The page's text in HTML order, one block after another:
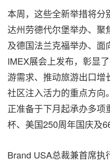
本周，这些全新举措将分
达州劳德代尔堡举办、聚
及德国法兰克福举办、面
IMEX展会上发布，彰显
游需求、推动旅游出口
社区注入活力的重点方向
正准备于下月起承办多项
杯、美国250周年国庆及
Brand USA总裁兼首席执